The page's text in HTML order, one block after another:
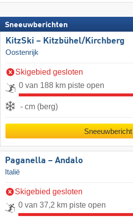
Sneeuwberichten
KitzSki – Kitzbühel/​Kirchberg
Oostenrijk
Skigebied gesloten
0 van 188 km piste open
- cm (berg)
Sneeuwbericht
Paganella – Andalo
Italië
Skigebied gesloten
0 van 37,2 km piste open